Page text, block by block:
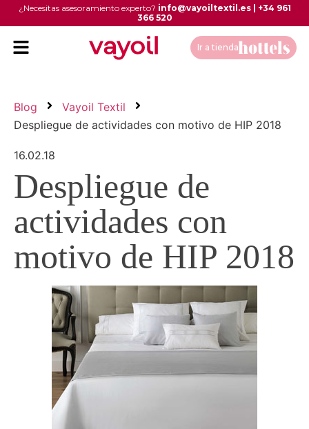
¿Necesitas asesoramiento experto? info@vayoiltextil.es| +34 961
366 520
Ir a tienda
Blog
Vayoil Textil
Despliegue de actividades con motivo de HIP 2018
16.02.18
Despliegue de
actividades con
motivo de HIP 2018